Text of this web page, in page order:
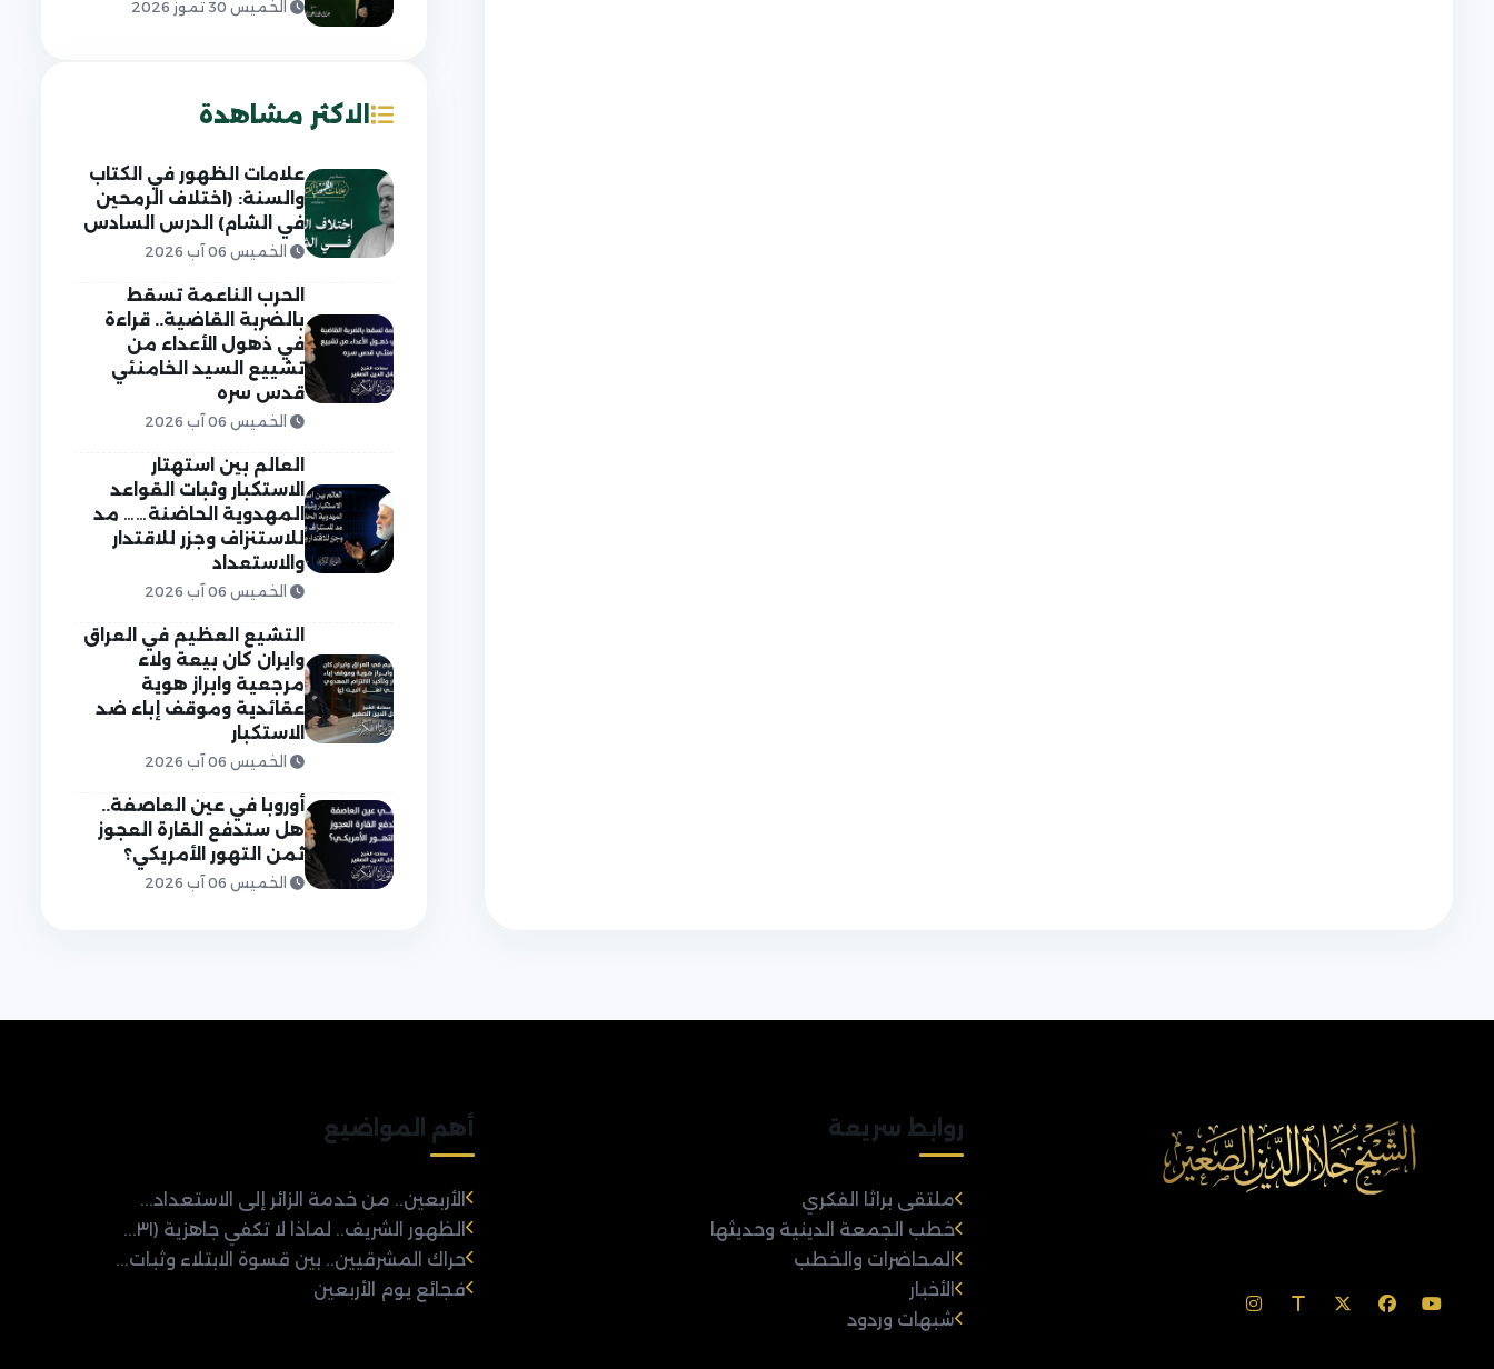
الخميس 30 تموز 2026
الاكثر مشاهدة
علامات الظهور في الكتاب
والسنة: (اختلاف الرمحين
في الشام) الدرس السادس
الخميس 06 آب 2026
الحرب الناعمة تسقط
بالضربة القاضية.. قراءة
في ذهول الأعداء من
تشييع السيد الخامنئي
قدس سره
الخميس 06 آب 2026
العالم بين استهتار
الاستكبار وثبات القواعد
المهدوية الحاضنة…… مد
للاستنزاف وجزر للاقتدار
والاستعداد
الخميس 06 آب 2026
التشيع العظيم في العراق
وايران كان بيعة ولاء
مرجعية وابراز هوية
عقائدية وموقف إباء ضد
الاستكبار
الخميس 06 آب 2026
أوروبا في عين العاصفة..
هل ستدفع القارة العجوز
ثمن التهور الأمريكي؟
الخميس 06 آب 2026
روابط سريعة
ملتقى براثا الفكري
خطب الجمعة الدينية وحديثها
المحاضرات والخطب
الأخبار
شبهات وردود
أهم المواضيع
الأربعين.. من خدمة الزائر إلى الاستعداد...
الظهور الشريف.. لماذا لا تكفي جاهزية (٣١...
حراك المشرقيين.. بين قسوة الابتلاء وثبات...
فجائع يوم الأربعين